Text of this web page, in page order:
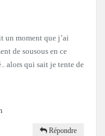
un moment que j’ai
de sousous en ce
alors qui sait je tente de
Répondre